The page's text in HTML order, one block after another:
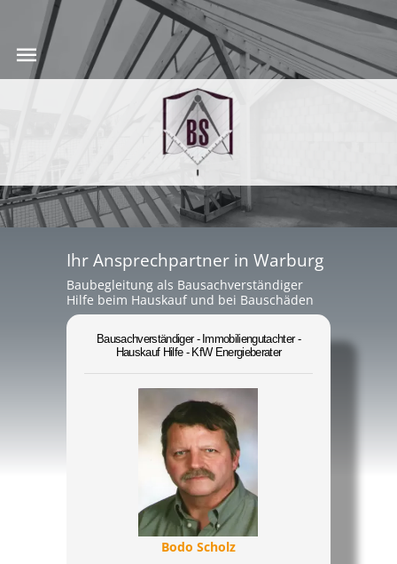
Ihr Ansprechpartner in Warburg
Baubegleitung als Bausachverständiger
Hilfe beim Hauskauf und bei Bauschäden
Bausachverständiger - Immobiliengutachter -
Hauskauf Hilfe - KfW Energieberater
Bodo Scholz